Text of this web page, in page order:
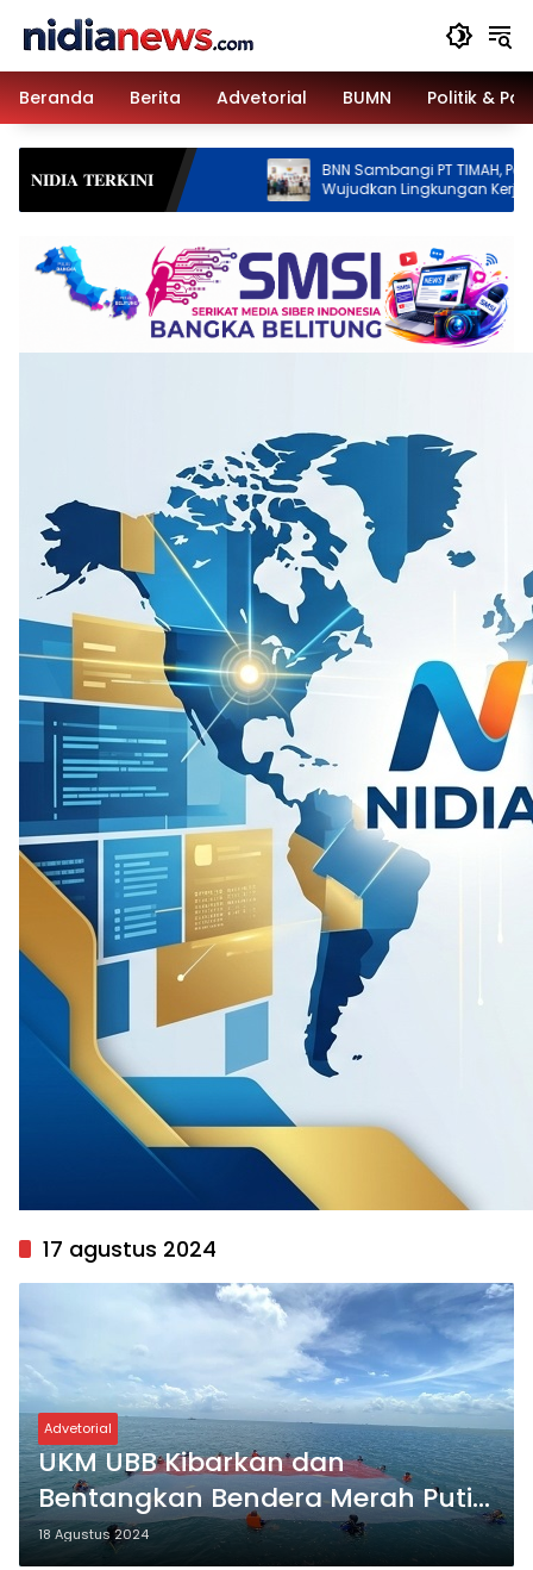
Beranda
Berita Advetorial BUMN Politik &
𝐍𝐈𝐃𝐈𝐀 𝐓𝐄𝐑𝐊𝐈𝐍𝐈BNN Sambangi PT TIMAH, Perkuat Sinergi
Wujudkan Lingkungan Kerja Bersih dari
Narkoba
17 agustus 2024
Advetorial
UKM UBB Kibarkan dan
Bentangkan Bendera Merah Putih
di Laut
18 Agustus 2024